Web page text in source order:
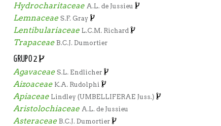
Hydrocharitaceae A.L. de Jussieu
Lemnaceae S.F. Gray
Lentibulariaceae L.C.M. Richard
Trapaceae B.C.J. Dumortier
GRUPO 2
Agavaceae S.L. Endlicher
Aizoaceae K.A. Rudolphi
Apiaceae Lindley (UMBELLIFERAE Juss.)
Aristolochiaceae A.L. de Jussieu
Asteraceae B.C.J. Dumortier